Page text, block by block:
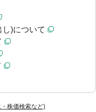
株価検索など)
し)について